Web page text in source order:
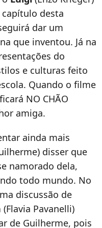
capítulo desta
dar um
que inventou. Já na
do
e culturas feito
Quando o filme
NO CHÃO
amiga.
ainda mais
disser que
namorado dela,
todo mundo. No
discussão de
(Flavia Pavanelli)
de Guilherme, pois